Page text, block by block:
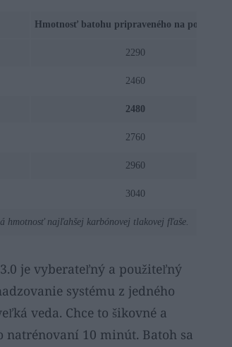
Hmotnosť batohu pripraveného na použitie (g)
2290
2460
2480
2760
2960
3040
hmotnosť najľahšej karbónovej tlakovej fľaše.
je vyberateľný a použiteľný
systému z jedného
veda. Chce to šikovné a
10 minút. Batoh sa